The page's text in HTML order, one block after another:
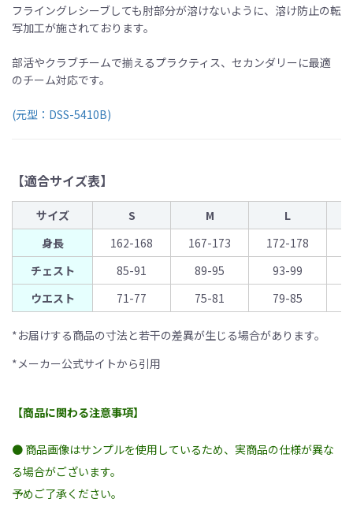
フライングレシーブしても肘部分が溶けないように、溶け防止の転
写加工が施されております。
部活やクラブチームで揃えるプラクティス、セカンダリーに最適
のチーム対応です。
(元型：DSS-5410B)
【適合サイズ表】
サイズ S M
L
身長
162-168 167-173 172-178
チェスト
85-91 89-95 93-99
ウエスト
71-77 75-81 79-85
*お届けする商品の寸法と若干の差異が生じる場合があります。
*メーカー公式サイトから引用
【商品に関わる注意事項】
● 商品画像はサンプルを使用しているため、実商品の仕様が異な
る場合がございます。
予めご了承ください。